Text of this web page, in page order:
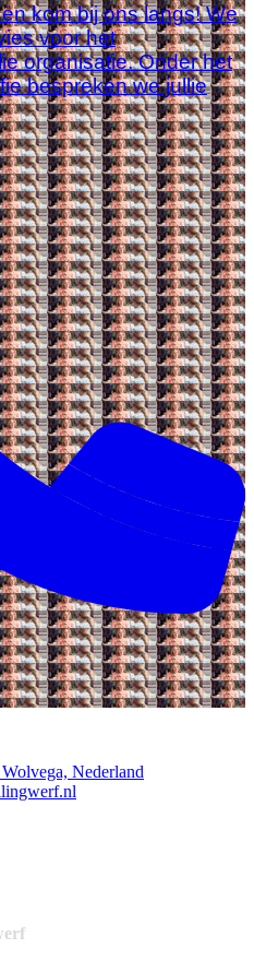
kom bij ons langs! We
voor het
organisatie. Onder het
bespreken we jullie
Nederland